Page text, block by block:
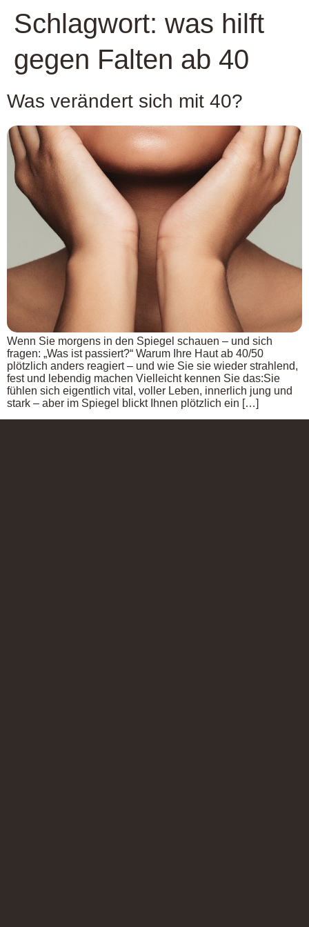
Schlagwort: was hilft
gegen Falten ab 40
Was verändert sich mit 40?
Wenn Sie morgens in den Spiegel schauen – und sich
fragen: „Was ist passiert?“ Warum Ihre Haut ab 40/50
plötzlich anders reagiert – und wie Sie sie wieder strahlend,
fest und lebendig machen Vielleicht kennen Sie das:Sie
fühlen sich eigentlich vital, voller Leben, innerlich jung und
stark – aber im Spiegel blickt Ihnen plötzlich ein […]